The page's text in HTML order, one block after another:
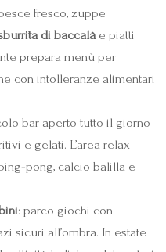
fresco, zuppe
di baccalàe piatti
prepara menù per
con intolleranze alimentari
bar aperto tutto il giorno
e gelati. L’area relax
calcio balilla e
: parco giochi con
sicuri all’ombra. In estate